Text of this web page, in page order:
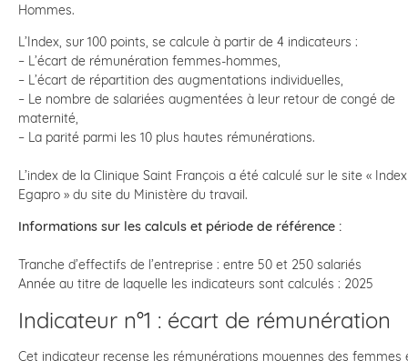
Hommes.
L’Index, sur 100 points, se calcule à partir de 4 indicateurs :
– L’écart de rémunération femmes-hommes,
– L’écart de répartition des augmentations individuelles,
– Le nombre de salariées augmentées à leur retour de congé de
maternité,
– La parité parmi les 10 plus hautes rémunérations.
L’index de la Clinique Saint François a été calculé sur le site « Index
Egapro » du site du Ministère du travail.
Informations sur les calculs et période de référence :
Tranche d’effectifs de l’entreprise : entre 50 et 250 salariés
Année au titre de laquelle les indicateurs sont calculés : 2025
Indicateur n°1 : écart de rémunération
Cet indicateur recense les rémunérations moyennes des femmes